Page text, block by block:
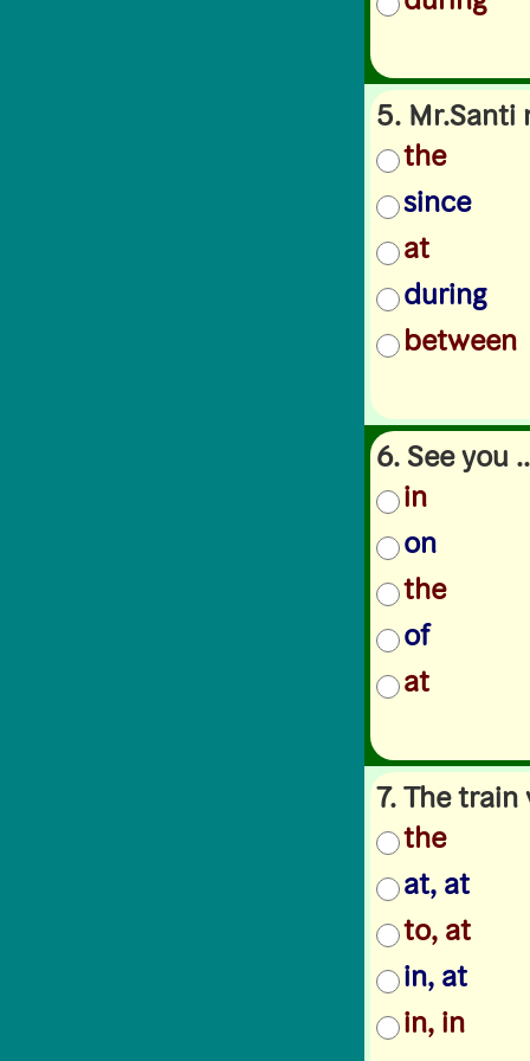
5. Mr.Santi
the
since
at
during
between
6. See you
in
on
the
of
at
7. The
the
at, at
to, at
in, at
in, in